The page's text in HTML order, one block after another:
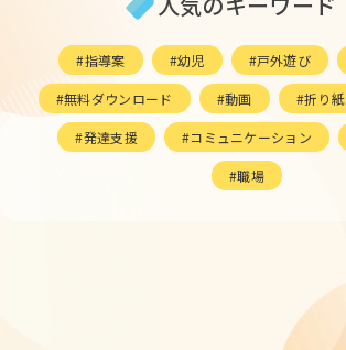
指導案 幼児 戸外遊び
無料ダウンロード 動画 折り紙
発達支援 コミュニケーション
職場